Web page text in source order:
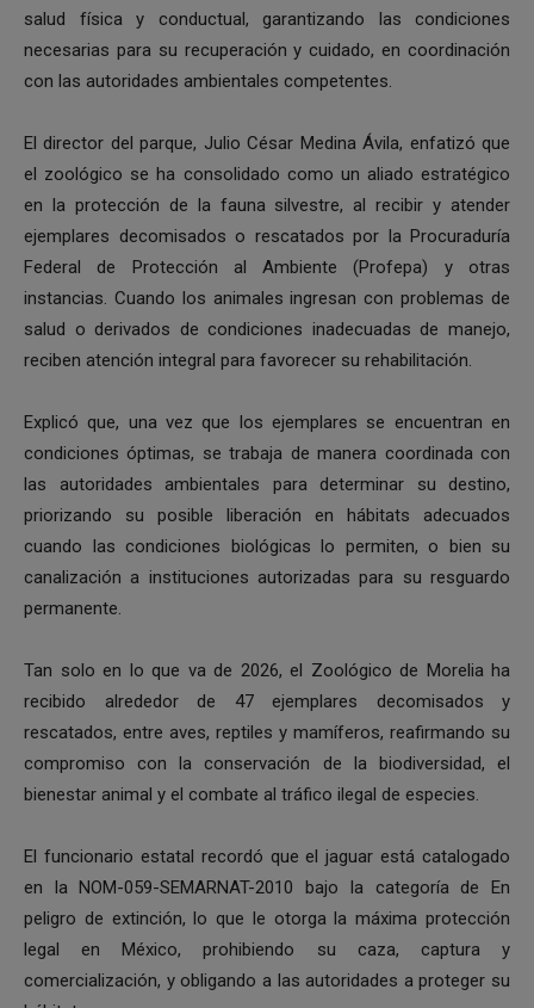
salud física y conductual, garantizando las condiciones
necesarias para su recuperación y cuidado, en coordinación
con las autoridades ambientales competentes.
El director del parque, Julio César Medina Ávila, enfatizó que
el zoológico se ha consolidado como un aliado estratégico
en la protección de la fauna silvestre, al recibir y atender
ejemplares decomisados o rescatados por la Procuraduría
Federal de Protección al Ambiente (Profepa) y otras
instancias. Cuando los animales ingresan con problemas de
salud o derivados de condiciones inadecuadas de manejo,
reciben atención integral para favorecer su rehabilitación.
Explicó que, una vez que los ejemplares se encuentran en
condiciones óptimas, se trabaja de manera coordinada con
las autoridades ambientales para determinar su destino,
priorizando su posible liberación en hábitats adecuados
cuando las condiciones biológicas lo permiten, o bien su
canalización a instituciones autorizadas para su resguardo
permanente.
Tan solo en lo que va de 2026, el Zoológico de Morelia ha
recibido alrededor de 47 ejemplares decomisados y
rescatados, entre aves, reptiles y mamíferos, reafirmando su
compromiso con la conservación de la biodiversidad, el
bienestar animal y el combate al tráfico ilegal de especies.
El funcionario estatal recordó que el jaguar está catalogado
en la NOM-059-SEMARNAT-2010 bajo la categoría de En
peligro de extinción, lo que le otorga la máxima protección
legal en México, prohibiendo su caza, captura y
comercialización, y obligando a las autoridades a proteger su